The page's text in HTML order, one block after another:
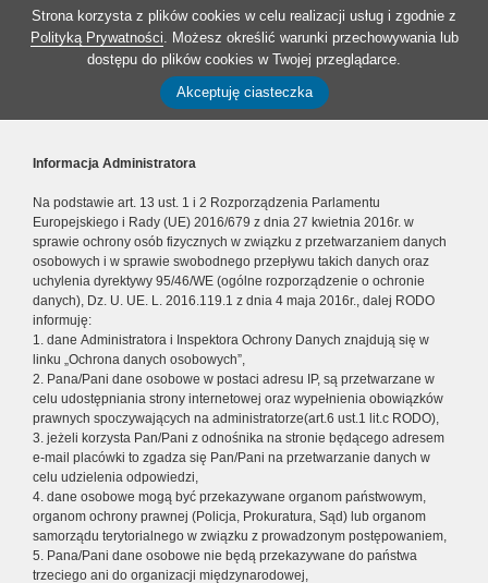
Strona korzysta z plików cookies w celu realizacji usług i zgodnie z
Polityką Prywatności. Możesz określić warunki przechowywania lub
dostępu do plików cookies w Twojej przeglądarce.
Akceptuję ciasteczka
Informacja Administratora
Na podstawie art. 13 ust. 1 i 2 Rozporządzenia Parlamentu
Europejskiego i Rady (UE) 2016/679 z dnia 27 kwietnia 2016r. w
sprawie ochrony osób fizycznych w związku z przetwarzaniem danych
osobowych i w sprawie swobodnego przepływu takich danych oraz
uchylenia dyrektywy 95/46/WE (ogólne rozporządzenie o ochronie
danych), Dz. U. UE. L. 2016.119.1 z dnia 4 maja 2016r., dalej RODO
informuję:
1. dane Administratora i Inspektora Ochrony Danych znajdują się w
linku „Ochrona danych osobowych”,
2. Pana/Pani dane osobowe w postaci adresu IP, są przetwarzane w
celu udostępniania strony internetowej oraz wypełnienia obowiązków
prawnych spoczywających na administratorze(art.6 ust.1 lit.c RODO),
3. jeżeli korzysta Pan/Pani z odnośnika na stronie będącego adresem
e-mail placówki to zgadza się Pan/Pani na przetwarzanie danych w
celu udzielenia odpowiedzi,
4. dane osobowe mogą być przekazywane organom państwowym,
organom ochrony prawnej (Policja, Prokuratura, Sąd) lub organom
samorządu terytorialnego w związku z prowadzonym postępowaniem,
5. Pana/Pani dane osobowe nie będą przekazywane do państwa
trzeciego ani do organizacji międzynarodowej,